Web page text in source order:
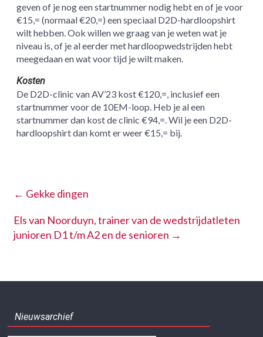
geven of je nog een startnummer nodig hebt en of je voor
€15,= (normaal €20,=) een speciaal D2D-hardloopshirt
wilt hebben. Ook willen we graag van je weten wat je
niveau is, of je al eerder met hardloopwedstrijden hebt
meegedaan en wat voor tijd je wilt maken.
Kosten
De D2D-clinic van AV’23 kost €120,=, inclusief een
startnummer voor de 10EM-loop. Heb je al een
startnummer dan kost de clinic €94,=. Wil je een D2D-
hardloopshirt dan komt er weer €15,= bij.
← Gekke dingen
Els van Noorduyn, trainer van de wedstrijdatleten
junioren D1 t/m A2 en de senioren →
Nieuwsarchief